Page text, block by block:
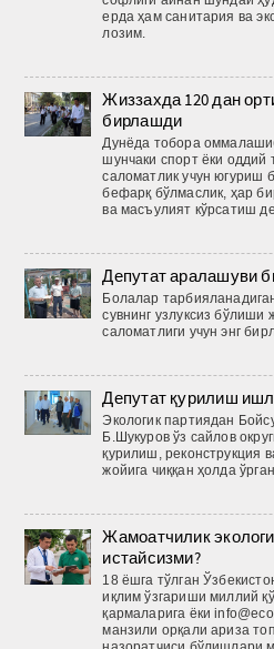
ерда ҳам санитария ва
лозим.
Жиззахда 120 дан
бирлашди
Дунёда тобора
шунчаки спорт ёки оддий
саломатлик учун югуриш
бефарқ бўлмаслик, ҳар
ва масъулият кўрсатиш
Депутат аралашуви
Болалар
сувнинг узлуксиз бўлиши
саломатлиги учун энг
Депутат қурилиш
Экологик партиядан
Б.Шукуров ўз сайлов
қурилиш, реконструкция
жойига чиққан ҳолда
Жамоатчилик
истайсизми?
18 ёшга тўлган
иқлим ўзгариши миллий
қармаларига ёки
манзили орқали ариза